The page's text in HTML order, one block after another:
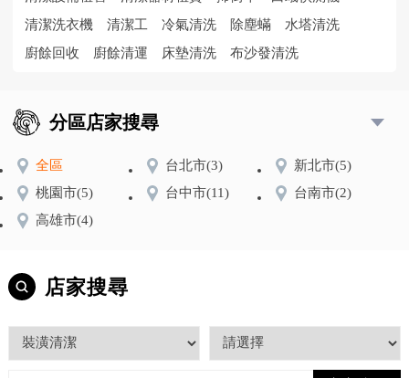
清潔洗衣機
清潔工 冷氣清洗 除塵蟎
水塔清洗
廚餘回收
廚餘清運 床墊清洗 布沙發清洗
分區店家搜尋
全區 台北市(3) 新北市(5)
桃園市(5) 台中市(11) 台南市(2)
高雄市(4)
店家搜尋